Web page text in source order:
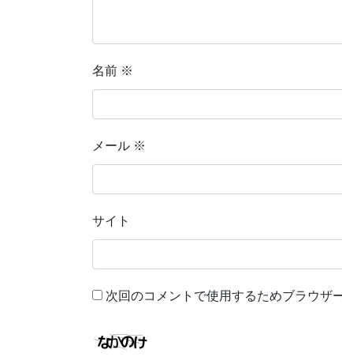
名前 ※
メール ※
サイト
次回のコメントで使用するためブラウザ